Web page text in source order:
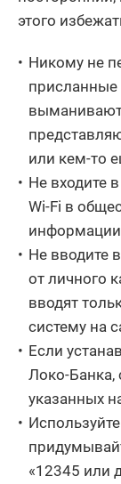
этого
Никому не
присланные
или кем-то
Не входите
Wi-Fi в
Не вводите
от личного
вводят
систему на
Если
Локо-Банка,
указанных
«12345 или